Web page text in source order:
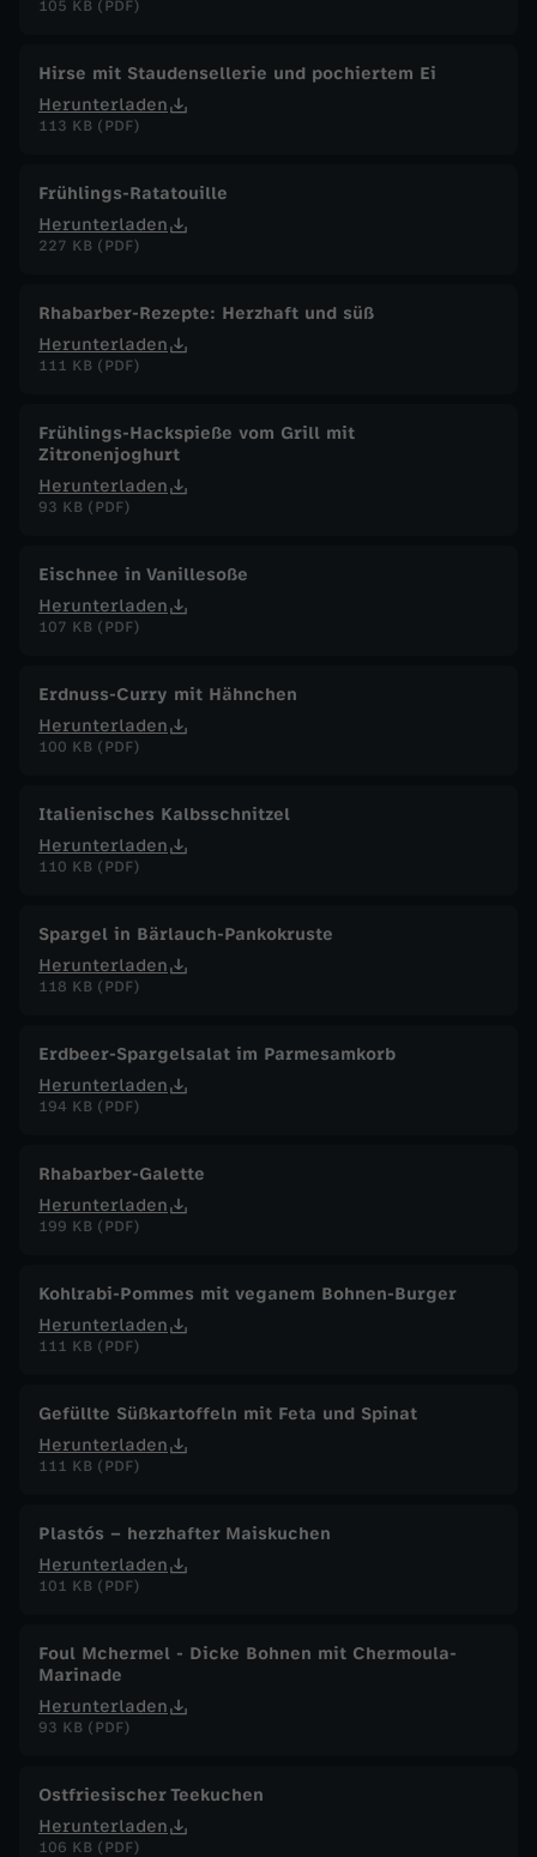
105 KB (PDF)
Hirse mit Staudensellerie und pochiertem Ei
Herunterladen
113 KB (PDF)
Frühlings-Ratatouille
Herunterladen
227 KB (PDF)
Rhabarber-Rezepte: Herzhaft und süß
Herunterladen
111 KB (PDF)
Frühlings-Hackspieße vom Grill mit
Zitronenjoghurt
Herunterladen
93 KB (PDF)
Eischnee in Vanillesoße
Herunterladen
107 KB (PDF)
Erdnuss-Curry mit Hähnchen
Herunterladen
100 KB (PDF)
Italienisches Kalbsschnitzel
Herunterladen
110 KB (PDF)
Spargel in Bärlauch-Pankokruste
Herunterladen
118 KB (PDF)
Erdbeer-Spargelsalat im Parmesamkorb
Herunterladen
194 KB (PDF)
Rhabarber-Galette
Herunterladen
199 KB (PDF)
Kohlrabi-Pommes mit veganem Bohnen-Burger
Herunterladen
111 KB (PDF)
Gefüllte Süßkartoffeln mit Feta und Spinat
Herunterladen
111 KB (PDF)
Plastós – herzhafter Maiskuchen
Herunterladen
101 KB (PDF)
Foul Mchermel - Dicke Bohnen mit Chermoula-
Marinade
Herunterladen
93 KB (PDF)
Ostfriesischer Teekuchen
Herunterladen
106 KB (PDF)